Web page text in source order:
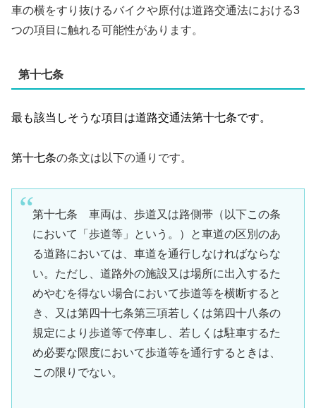
車の横をすり抜けるバイクや原付は道路交通法における3
つの項目に触れる可能性があります。
第十七条
最も該当しそうな項目は道路交通法第十七条です。
第十七条の条文は以下の通りです。
第十七条 車両は、歩道又は路側帯（以下この条
において「歩道等」という。）と車道の区別のあ
る道路においては、車道を通行しなければならな
い。ただし、道路外の施設又は場所に出入するた
めやむを得ない場合において歩道等を横断すると
き、又は第四十七条第三項若しくは第四十八条の
規定により歩道等で停車し、若しくは駐車するた
め必要な限度において歩道等を通行するときは、
この限りでない。